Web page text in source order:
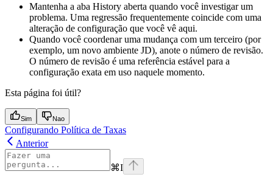
Mantenha a aba History aberta quando você investigar um
problema. Uma regressão frequentemente coincide com uma
alteração de configuração que você vê aqui.
Quando você coordenar uma mudança com um terceiro (por
exemplo, um novo ambiente JD), anote o número de revisão.
O número de revisão é uma referência estável para a
configuração exata em uso naquele momento.
Esta página foi útil?
Sim Nao
Configurando Política de Taxas
Anterior
⌘I